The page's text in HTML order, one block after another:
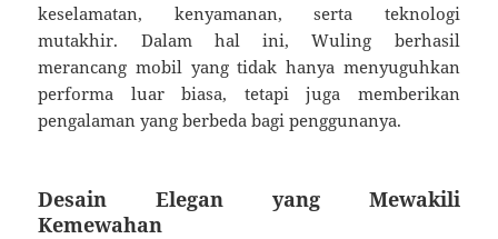
keselamatan, kenyamanan, serta teknologi
mutakhir. Dalam hal ini, Wuling berhasil
merancang mobil yang tidak hanya menyuguhkan
performa luar biasa, tetapi juga memberikan
pengalaman yang berbeda bagi penggunanya.
Desain Elegan yang Mewakili
Kemewahan